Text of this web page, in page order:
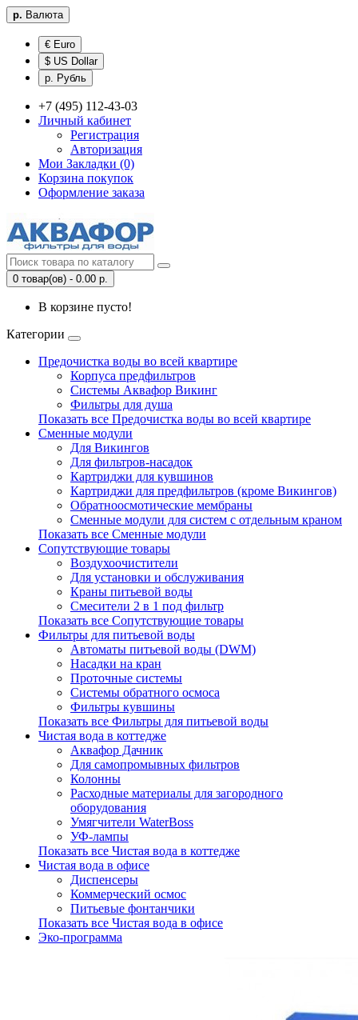
р. Валюта
€ Euro
$ US Dollar
р. Рубль
+7 (495) 112-43-03
Личный кабинет
Регистрация
Авторизация
Мои Закладки (0)
Корзина покупок
Оформление заказа
0 товар(ов) - 0.00 р.
В корзине пусто!
Категории
Предочистка воды во всей квартире
Корпуса предфильтров
Системы Аквафор Викинг
Фильтры для душа
Показать все Предочистка воды во всей квартире
Сменные модули
Для Викингов
Для фильтров-насадок
Картриджи для кувшинов
Картриджи для предфильтров (кроме Викингов)
Обратноосмотические мембраны
Сменные модули для систем с отдельным краном
Показать все Сменные модули
Сопутствующие товары
Воздухоочистители
Для установки и обслуживания
Краны питьевой воды
Смесители 2 в 1 под фильтр
Показать все Сопутствующие товары
Фильтры для питьевой воды
Автоматы питьевой воды (DWM)
Насадки на кран
Проточные системы
Системы обратного осмоса
Фильтры кувшины
Показать все Фильтры для питьевой воды
Чистая вода в коттедже
Аквафор Дачник
Для самопромывных фильтров
Колонны
Расходные материалы для загородного
оборудования
Умягчители WaterBoss
УФ-лампы
Показать все Чистая вода в коттедже
Чистая вода в офисе
Диспенсеры
Коммерческий осмос
Питьевые фонтанчики
Показать все Чистая вода в офисе
Эко-программа